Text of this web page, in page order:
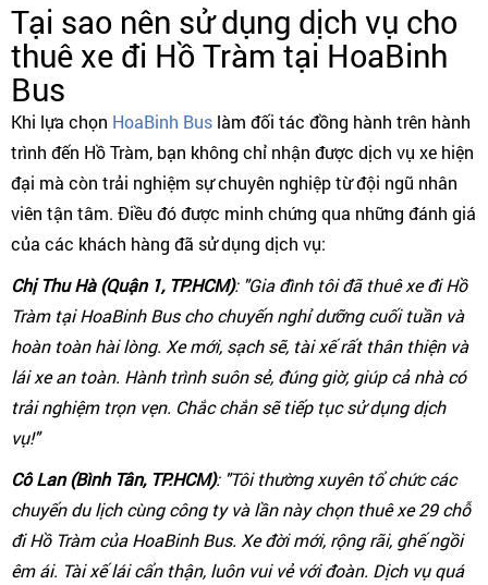
Tại sao nên sử dụng dịch vụ cho
thuê xe đi Hồ Tràm tại HoaBinh
Bus
Khi lựa chọn HoaBinh Bus làm đối tác đồng hành trên hành
trình đến Hồ Tràm, bạn không chỉ nhận được dịch vụ xe hiện
đại mà còn trải nghiệm sự chuyên nghiệp từ đội ngũ nhân
viên tận tâm. Điều đó được minh chứng qua những đánh giá
của các khách hàng đã sử dụng dịch vụ:
Chị Thu Hà (Quận 1, TP.HCM): "Gia đình tôi đã thuê xe đi Hồ
Tràm tại HoaBinh Bus cho chuyến nghỉ dưỡng cuối tuần và
hoàn toàn hài lòng. Xe mới, sạch sẽ, tài xế rất thân thiện và
lái xe an toàn. Hành trình suôn sẻ, đúng giờ, giúp cả nhà có
trải nghiệm trọn vẹn. Chắc chắn sẽ tiếp tục sử dụng dịch
vụ!"
Cô Lan (Bình Tân, TP.HCM): "Tôi thường xuyên tổ chức các
chuyến du lịch cùng công ty và lần này chọn thuê xe 29 chỗ
đi Hồ Tràm của HoaBinh Bus. Xe đời mới, rộng rãi, ghế ngồi
êm ái. Tài xế lái cẩn thận, luôn vui vẻ với đoàn. Dịch vụ quá